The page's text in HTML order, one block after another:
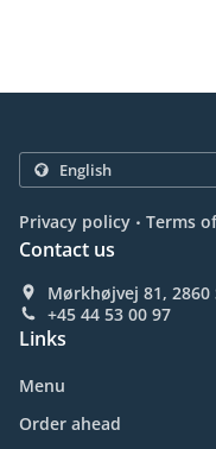
Privacy policy . Terms
Contact us
Mørkhøjvej 81,
+45 44 53 00 97
Links
Menu
Order ahead